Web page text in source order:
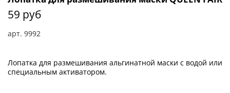
арт. 9992
59 руб
Лопатка для размешивания альгинатной маски с водой или
специальным активатором.